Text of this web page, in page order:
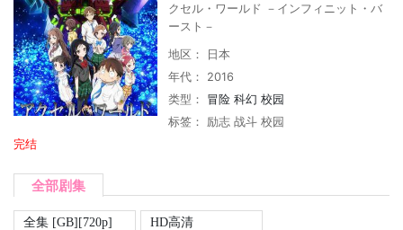
クセル・ワールド －インフィニット・バ
ースト－
地区： 日本
年代： 2016
类型： 冒险 科幻 校园
标签： 励志 战斗 校园
完结
全部剧集
全集 [GB][720p] HD高清